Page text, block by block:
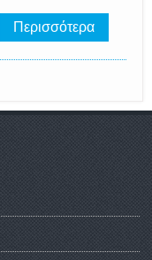
Περισσότερα